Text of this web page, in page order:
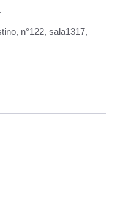
n°122, sala1317,